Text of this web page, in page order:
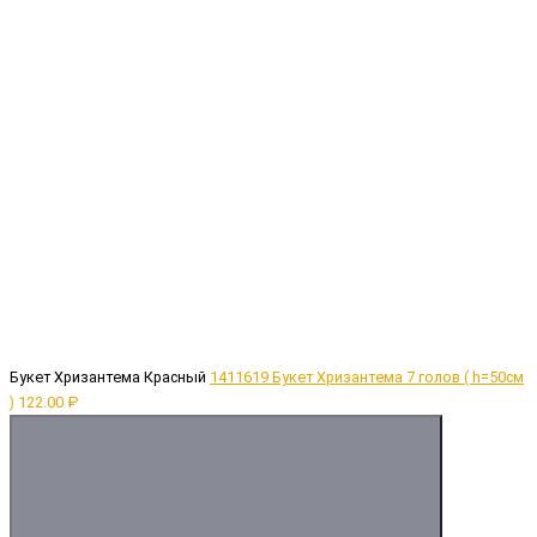
Букет Хризантема Красный 1411619 Букет Хризантема 7 голов ( h=50cм
) 122.00 ₽